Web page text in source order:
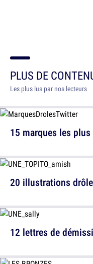
PLUS DE
Les plus lus par nos lecteurs
15 marques les
12 lettres de
20 illustrations